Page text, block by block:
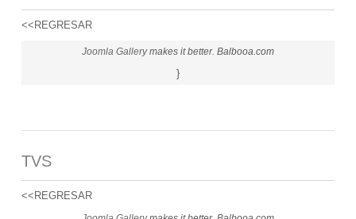
<<REGRESAR
Joomla Gallerymakes it better. Balbooa.com
}
TVS
<<REGRESAR